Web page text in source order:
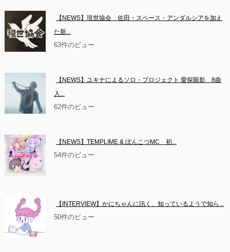
【NEWS】現世協会　佐田・スペース・アンダルシアを加え
た新...
63件のビュー
【NEWS】ユキナによるソロ・プロジェクト 愛探眼影　8曲
入...
62件のビュー
【NEWS】TEMPLIME & ぽんこつMC　初...
54件のビュー
【INTERVIEW】かにちゃんに訊く、知っているようで知ら...
50件のビュー